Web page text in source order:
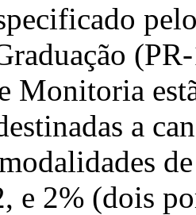
Monitoria
a
e 2% (dois